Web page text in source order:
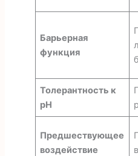
Барьерная
функция
Толерантность к
pH
Предшествующее
воздействие